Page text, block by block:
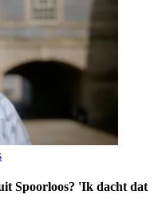
Spoorloos? 'Ik dacht dat